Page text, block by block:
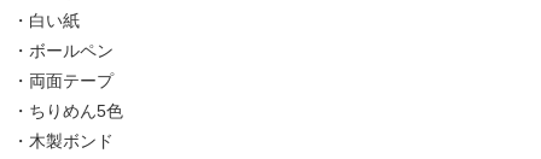
・白い紙
・ボールペン
・両面テープ
・ちりめん5色
・木製ボンド